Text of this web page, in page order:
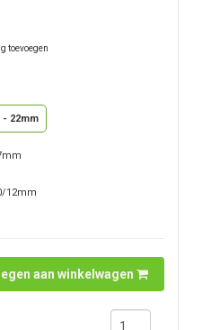
toevoegen
- 22mm
12mm
aan winkelwagen